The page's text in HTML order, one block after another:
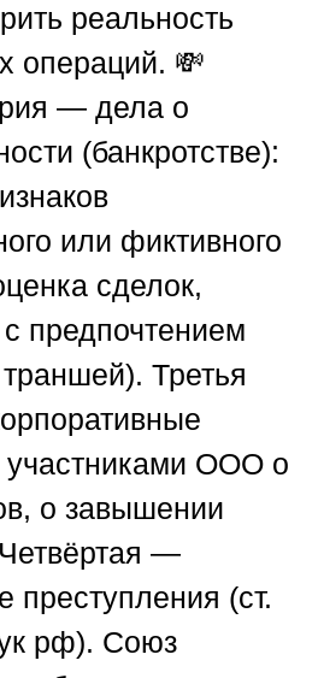
реальность
операций. 💸
— дела о
(банкротстве):
или фиктивного
сделок,
предпочтением
Третья
ООО о
о завышении
—
преступления (ст.
рф). Союз